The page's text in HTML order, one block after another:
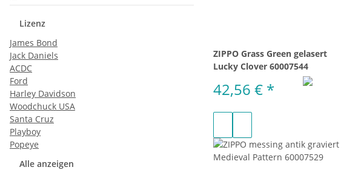
ZIPPO Grass Green gelasert
Lucky Clover 60007544
42,56 € *
Lizenz
James Bond
Jack Daniels
ACDC
Ford
Harley Davidson
Woodchuck USA
Santa Cruz
Playboy
Popeye
Alle anzeigen